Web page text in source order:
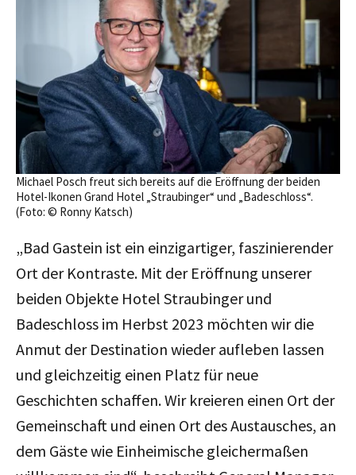
Michael Posch freut sich bereits auf die Eröffnung der beiden
Hotel-Ikonen Grand Hotel „Straubinger“ und „Badeschloss“.
(Foto: © Ronny Katsch)
„Bad Gastein ist ein einzigartiger, faszinierender
Ort der Kontraste. Mit der Eröffnung unserer
beiden Objekte Hotel Straubinger und
Badeschloss im Herbst 2023 möchten wir die
Anmut der Destination wieder aufleben lassen
und gleichzeitig einen Platz für neue
Geschichten schaffen. Wir kreieren einen Ort der
Gemeinschaft und einen Ort des Austausches, an
dem Gäste wie Einheimische gleichermaßen